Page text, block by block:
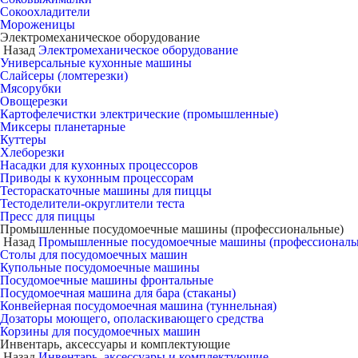
Сокоохладители
Мороженицы
Электромеханическое оборудование
Назад Электромеханическое оборудование
Универсальные кухонные машины
Слайсеры (ломтерезки)
Мясорубки
Овощерезки
Картофелечистки электрические (промышленные)
Миксеры планетарные
Куттеры
Хлеборезки
Насадки для кухонных процессоров
Приводы к кухонным процессорам
Тестораскаточные машины для пиццы
Тестоделители-округлители теста
Пресс для пиццы
Промышленные посудомоечные машины (профессиональные)
Назад Промышленные посудомоечные машины
Столы для посудомоечных машин
Купольные посудомоечные машины
Посудомоечные машины фронтальные
Посудомоечная машина для бара (стаканы)
Конвейерная посудомоечная машина (туннельная)
Дозаторы моющего, ополаскивающего средства
Корзины для посудомоечных машин
Инвентарь, аксессуары и комплектующие